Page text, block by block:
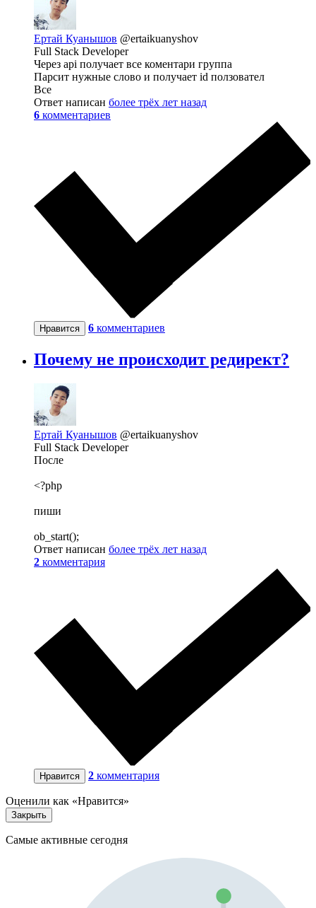
Ертай Куанышов @ertaikuanyshov
Full Stack Developer
Через api получает все коментари группа
Парсит нужные слово и получает id ползовател
Все
Ответ написан более трёх лет назад
6 комментариев
Нравится 6 комментариев
Почему не происходит редирект?
Ертай Куанышов @ertaikuanyshov
Full Stack Developer
После
<?php
пиши
ob_start();
Ответ написан более трёх лет назад
2 комментария
Нравится 2 комментария
Оценили как «Нравится»
Закрыть
Самые активные сегодня